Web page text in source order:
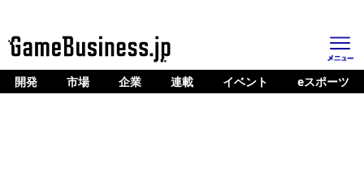
ホーム
開発 市場 企業 連載 イベント eスポーツ